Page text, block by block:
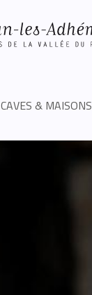
CAVES & MAISONS